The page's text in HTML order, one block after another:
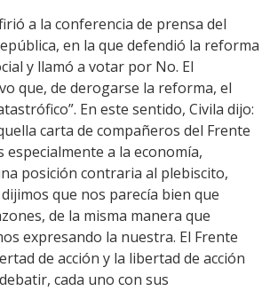
a la conferencia de prensa del
en la que defendió la reforma
y llamó a votar por No. El
que, de derogarse la reforma, el
En este sentido, Civila dijo:
carta de compañeros del Frente
especialmente a la economía,
posición contraria al plebiscito,
que nos parecía bien que
de la misma manera que
expresando la nuestra. El Frente
de acción y la libertad de acción
cada uno con sus